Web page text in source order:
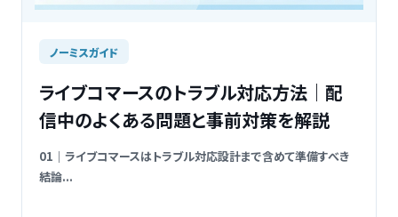
ノーミスガイド
ライブコマースのトラブル対応方法｜配
信中のよくある問題と事前対策を解説
01｜ライブコマースはトラブル対応設計まで含めて準備すべき
結論...